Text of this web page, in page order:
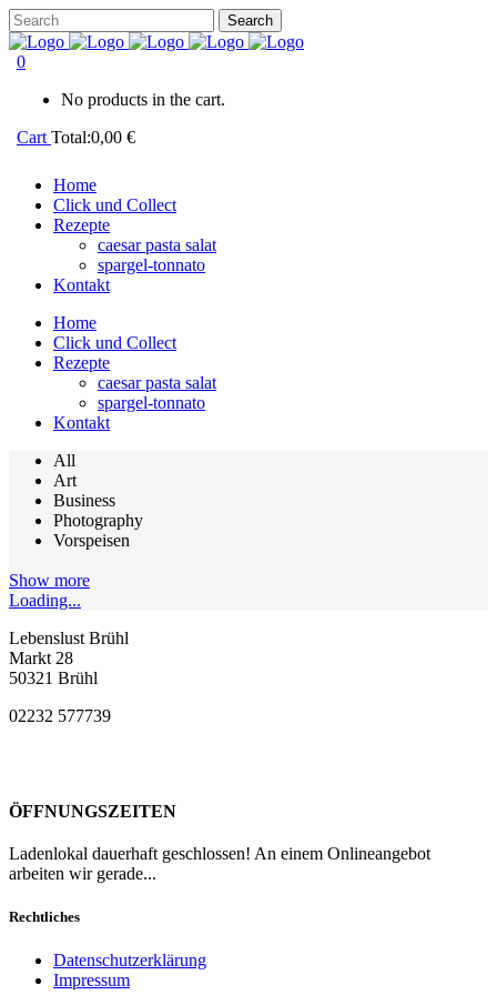
0
No products in the cart.
Cart Total:0,00 €
Home
Click und Collect
Rezepte
caesar pasta salat
spargel-tonnato
Kontakt
Home
Click und Collect
Rezepte
caesar pasta salat
spargel-tonnato
Kontakt
All
Art
Business
Photography
Vorspeisen
Show more
Loading...
Lebenslust Brühl
Markt 28
50321 Brühl
02232 577739
ÖFFNUNGSZEITEN
Ladenlokal dauerhaft geschlossen! An einem Onlineangebot
arbeiten wir gerade...
Rechtliches
Datenschutzerklärung
Impressum